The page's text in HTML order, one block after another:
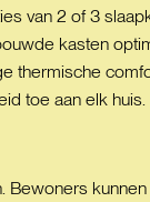
van 2 of 3
kasten
thermische
toe aan elk huis.